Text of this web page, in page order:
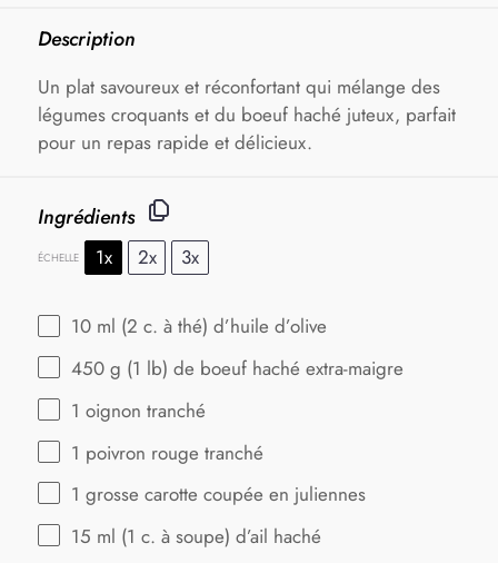
Description
Un plat savoureux et réconfortant qui mélange des
légumes croquants et du boeuf haché juteux, parfait
pour un repas rapide et délicieux.
Ingrédients
ÉCHELLE 1x 2x 3x
10 ml (2 c. à thé) d’huile d’olive
450 g (1 lb) de boeuf haché extra-maigre
1 oignon tranché
1 poivron rouge tranché
1 grosse carotte coupée en juliennes
15 ml (1 c. à soupe) d’ail haché